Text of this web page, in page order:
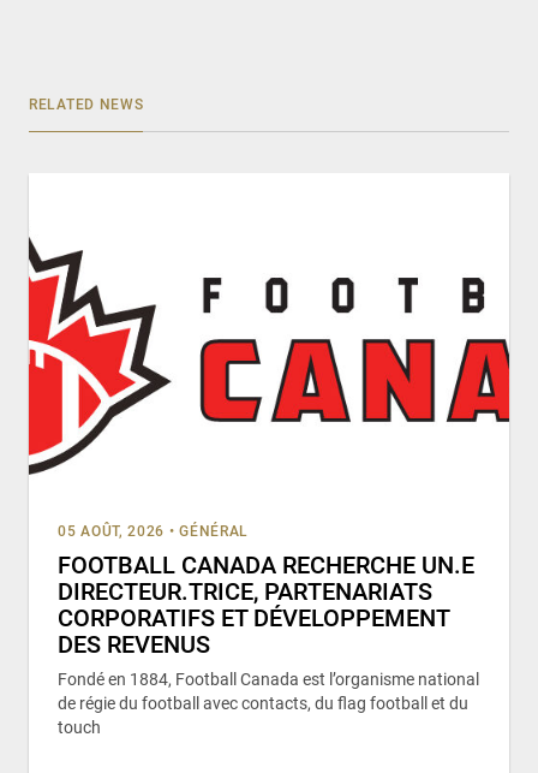
RELATED NEWS
05 AOÛT, 2026 • GÉNÉRAL
FOOTBALL CANADA RECHERCHE UN.E
DIRECTEUR.TRICE, PARTENARIATS
CORPORATIFS ET DÉVELOPPEMENT
DES REVENUS
Fondé en 1884, Football Canada est l’organisme national
de régie du football avec contacts, du flag football et du
touch